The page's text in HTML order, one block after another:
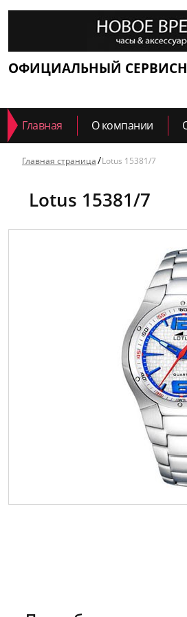
ОФИЦИАЛЬНЫЙ
Главная О компании
Главная страница Lotus 15381/7
Lotus 15381/7